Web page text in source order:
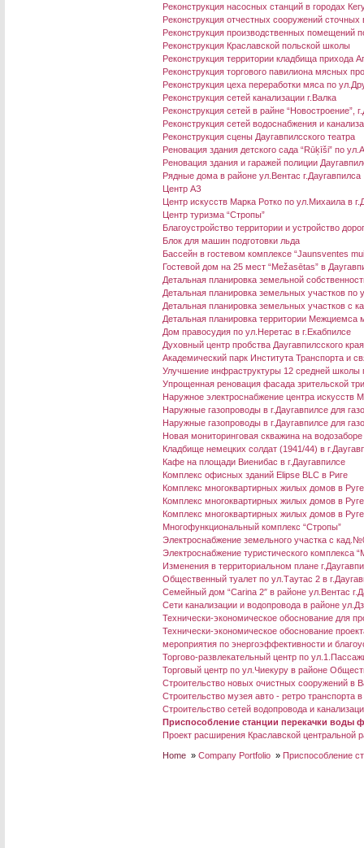
Реконструкция насосных станций в городах
Реконструкция отчестных сооружений сточных
Реконструкция производственных помещений
Реконструкция Краславской польской школы
Реконструкция территории кладбища прихода
Реконструкция торгового павилиона мясных
Реконструкция цеха переработки мяса по
Реконструкция сетей канализации г.Валка
Реконструкция сетей в райне “Новостроение”,
Реконструкция сетей водоснабжения и
Реконструкция сцены Даугавпилсского театра
Реновация здания детского сада “Rūķīši” по
Реновация здания и гаражей полиции
Рядные дома в районе ул.Вентас г.Даугавпилса
Центр АЗ
Центр искусств Марка Ротко по ул.Михаила в
Центр туризма “Стропы”
Благоустройство территории и устройство
Блок для машин подготовки льда
Бассейн в гостевом комплексе “Jaunsventes
Гостевой дом на 25 мест “Mežasētas” в
Детальная планировка земельной
Детальная планировка земельных участков по
Детальная планировка земельных участков с
Детальная планировка территории Межциемса
Дом правосудия по ул.Неретас в г.Екабпилсе
Духовный центр пробства Даугавпилсского
Академический парк Института Транспорта и
Улучшение инфраструктуры 12 средней
Упрощенная реновация фасада зрительской
Наружное электроснабжение центра искусств
Наружные газопроводы в г.Даугавпилсе для
Наружные газопроводы в г.Даугавпилсе для
Новая мониторинговая скважина на
Кладбище немецких солдат (1941/44) в
Кафе на площади Виенибас в г.Даугавпилсе
Комплекс офисных зданий Elipse BLC в Риге
Комплекс многоквартирных жилых домов в
Комплекс многоквартирных жилых домов в
Комплекс многоквартирных жилых домов в
Многофункциональный комплекс “Стропы”
Электроснабжение земельного участка с
Электроснабжение туристического комплекса
Изменения в территориальном плане
Общественный туалет по ул.Таутас 2 в
Семейный дом “Carina 2″ в районе ул.Вентас
Сети канализации и водопровода в районе
Технически-экономическое обоснование для
Технически-экономическое обоснование
мероприятия по энергоэффективности и
Торгово-развлекательный центр по
Торговый центр по ул.Чиекуру в районе
Строительство новых очистных сооружений в
Строительство музея авто - ретро транспорта
Строительство сетей водопровода и
Приспособление станции перекачки воды
Проект расширения Краславской центральной
Home » Company Portfolio » Приспособление